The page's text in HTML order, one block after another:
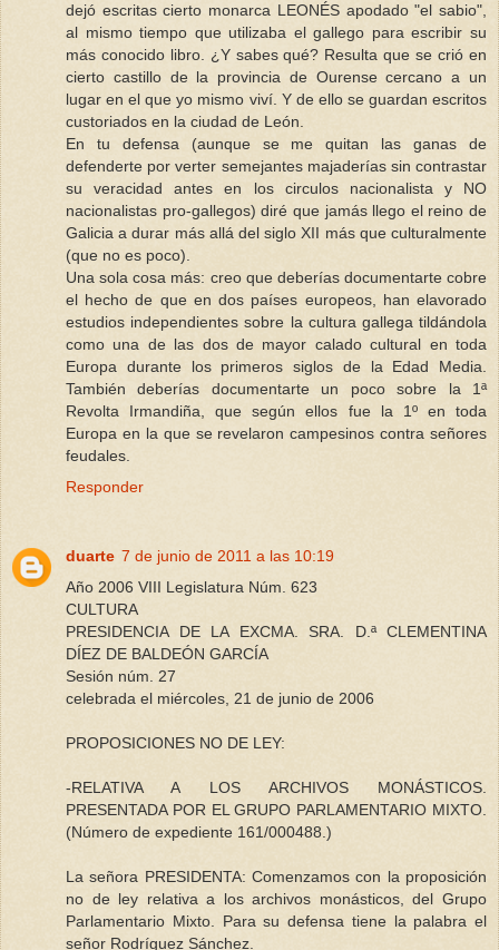
dejó escritas cierto monarca LEONÉS apodado "el sabio",
al mismo tiempo que utilizaba el gallego para escribir su
más conocido libro. ¿Y sabes qué? Resulta que se crió en
cierto castillo de la provincia de Ourense cercano a un
lugar en el que yo mismo viví. Y de ello se guardan escritos
custoriados en la ciudad de León.
En tu defensa (aunque se me quitan las ganas de
defenderte por verter semejantes majaderías sin contrastar
su veracidad antes en los circulos nacionalista y NO
nacionalistas pro-gallegos) diré que jamás llego el reino de
Galicia a durar más allá del siglo XII más que culturalmente
(que no es poco).
Una sola cosa más: creo que deberías documentarte cobre
el hecho de que en dos países europeos, han elavorado
estudios independientes sobre la cultura gallega tildándola
como una de las dos de mayor calado cultural en toda
Europa durante los primeros siglos de la Edad Media.
También deberías documentarte un poco sobre la 1ª
Revolta Irmandiña, que según ellos fue la 1º en toda
Europa en la que se revelaron campesinos contra señores
feudales.
Responder
duarte 7 de junio de 2011 a las 10:19
Año 2006 VIII Legislatura Núm. 623
CULTURA
PRESIDENCIA DE LA EXCMA. SRA. D.ª CLEMENTINA
DÍEZ DE BALDEÓN GARCÍA
Sesión núm. 27
celebrada el miércoles, 21 de junio de 2006
PROPOSICIONES NO DE LEY:
-RELATIVA A LOS ARCHIVOS MONÁSTICOS.
PRESENTADA POR EL GRUPO PARLAMENTARIO MIXTO.
(Número de expediente 161/000488.)
La señora PRESIDENTA: Comenzamos con la proposición
no de ley relativa a los archivos monásticos, del Grupo
Parlamentario Mixto. Para su defensa tiene la palabra el
señor Rodríguez Sánchez.